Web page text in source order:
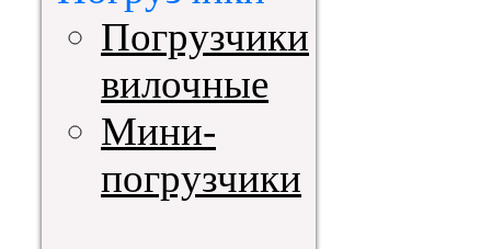
Погрузчики
вилочные
Мини-
погрузчики